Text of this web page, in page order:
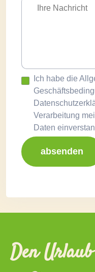
Ich habe die
Verarbeitung
Daten
absenden
Den